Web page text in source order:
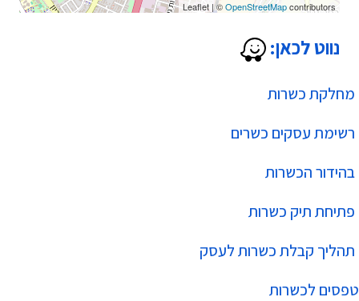
מחלקת כשרות
רשימת עסקים כשרים
בהידור הכשרות
פתיחת תיק כשרות
תהליך קבלת כשרות לעסק
טפסים לכשרות
Leaflet |©OpenStreetMapcontributors
נווט לכאן: